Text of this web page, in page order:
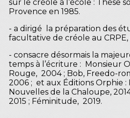
sur le créole à l’école : Thèse
Provence en 1985.
- a dirigé la préparation des
facultative de créole au CRPE,
- consacre désormais la
temps à l’écriture : Monsieur
Rouge, 2004 ; Bob, Freedo-
2006 ; et aux Éditions Orphie :
Nouvelles de la Chaloupe,
2015 ; Féminitude, 2019.